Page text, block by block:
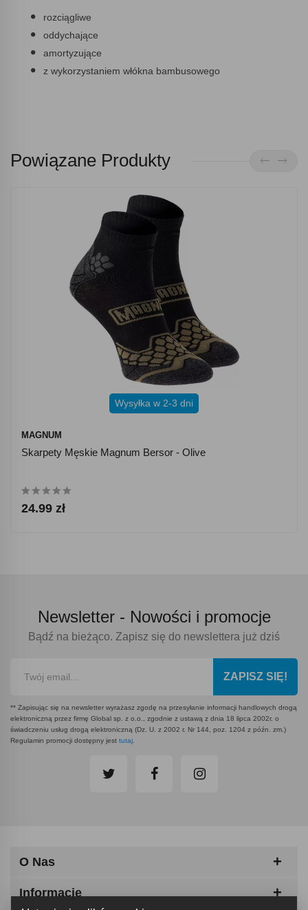
rozciągliwe
oddychające
amortyzujące
z wykorzystaniem włókna bambusowego
Powiązane Produkty
Wysyłka w 2-3 dni
MAGNUM
Skarpety Męskie Magnum Bersor - Olive
24.99 zł
Newsletter - Nowości i promocje
Bądź na bieżąco. Zapisz się do newslettera już dziś
ZAPISZ SIĘ!
** Zapisując się na newsletter wyrażasz zgodę na przesyłanie informacji handlowych drogą
elektroniczną przez firmę Global sp. z o.o., zgodnie z ustawą z dnia 18 lipca 2002r. o
świadczeniu usług drogą elektroniczną (Dz. U. z 2002 r. Nr 144, poz. 1204 z późn. zm.)
Regulamin promocji dostępny jest tutaj.
O Nas
Informacje